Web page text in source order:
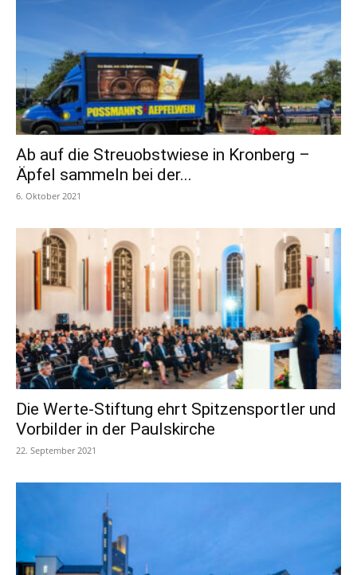
Ab auf die Streuobstwiese in Kronberg –
Äpfel sammeln bei der...
6. Oktober 2021
Die Werte-Stiftung ehrt Spitzensportler und
Vorbilder in der Paulskirche
22. September 2021